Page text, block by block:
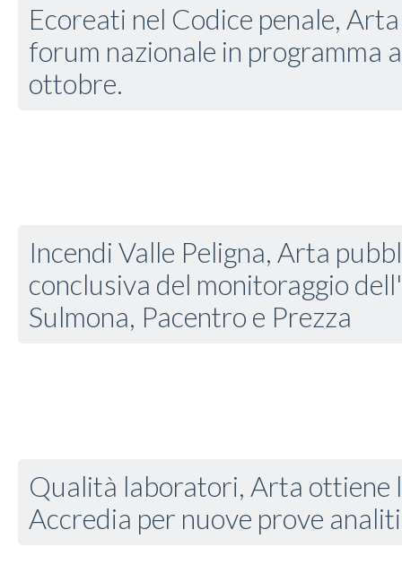
Ecoreati nel Codice penale,
forum nazionale in programma
ottobre.
Incendi Valle Peligna, Arta
conclusiva del monitoraggio
Sulmona, Pacentro e Prezza
Qualità laboratori, Arta ottiene
Accredia per nuove prove